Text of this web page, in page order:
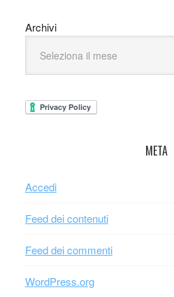
Archivi
META
Accedi
Feed dei contenuti
Feed dei commenti
WordPress.org